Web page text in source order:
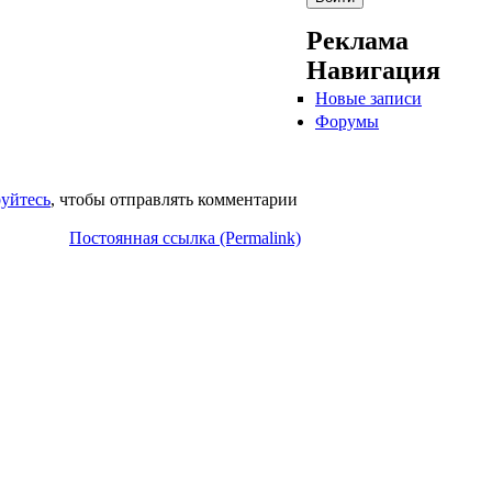
, чтобы отправлять комментарии
Постоянная ссылка (Permalink)
Реклама
Навигация
Новые записи
Форумы